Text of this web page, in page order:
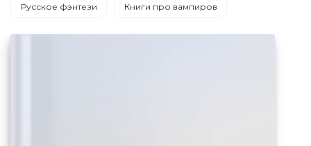
Русское фэнтези Книги про вампиров